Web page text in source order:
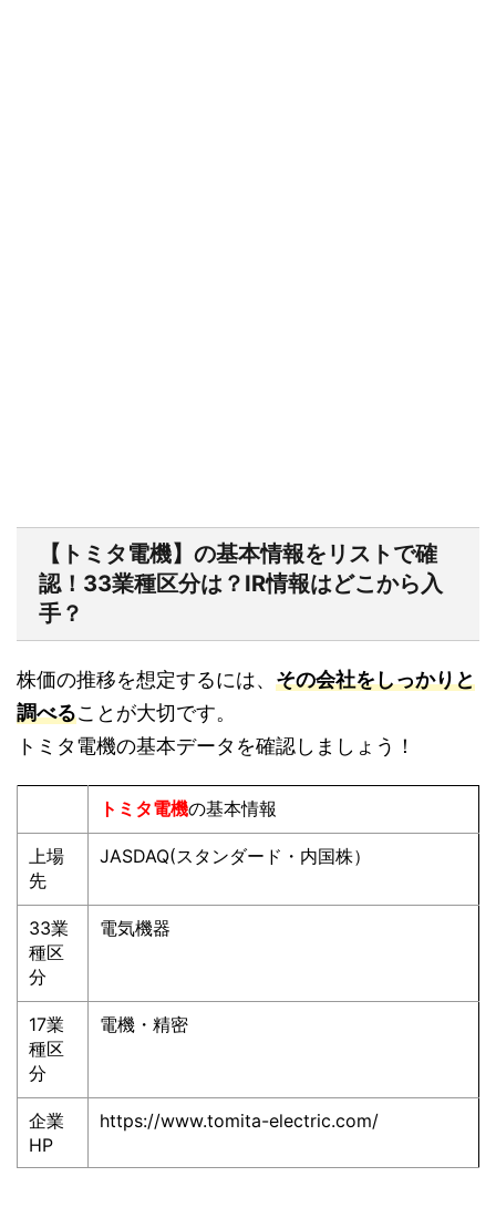
【トミタ電機】の基本情報をリストで確
認！33業種区分は？IR情報はどこから入
手？
株価の推移を想定するには、 その会社をしっかりと
調べることが大切です。
トミタ電機の基本データを確認しましょう！
トミタ電機の基本情報
上場
先
JASDAQ(スタンダード・内国株）
33業
種区
分
電気機器
17業
種区
分
電機・精密
企業
HP
https://www.tomita-electric.com/